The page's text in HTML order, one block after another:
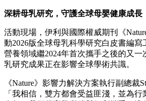
深耕母乳研究，守護全球母嬰健康成長
活動現場，伊利與國際權威期刊《
動2026版全球母乳科學研究白皮書編
營養領域繼2024年首次攜手之後的又
乳研究成果正在影響全球學術共識。
《Nature》影響力解決方案執行副總裁
「我相信，雙方都會受益匪淺，並為行